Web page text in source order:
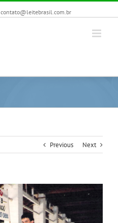
contato@leitebrasil.com.br
Previous Next